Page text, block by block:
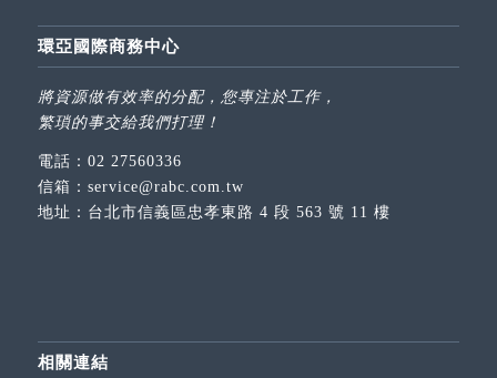
環亞國際商務中心
將資源做有效率的分配，您專注於工作，
繁瑣的事交給我們打理！
電話： 02 27560336
信箱： service@rabc.com.tw
地址： 台北市信義區忠孝東路 4 段 563 號 11 樓
相關連結